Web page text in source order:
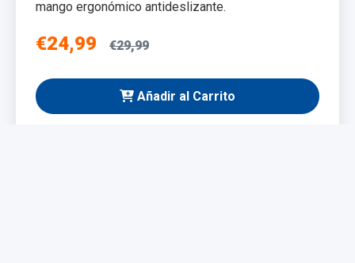
mango ergonómico antideslizante.
€24,99 €29,99
Añadir al Carrito